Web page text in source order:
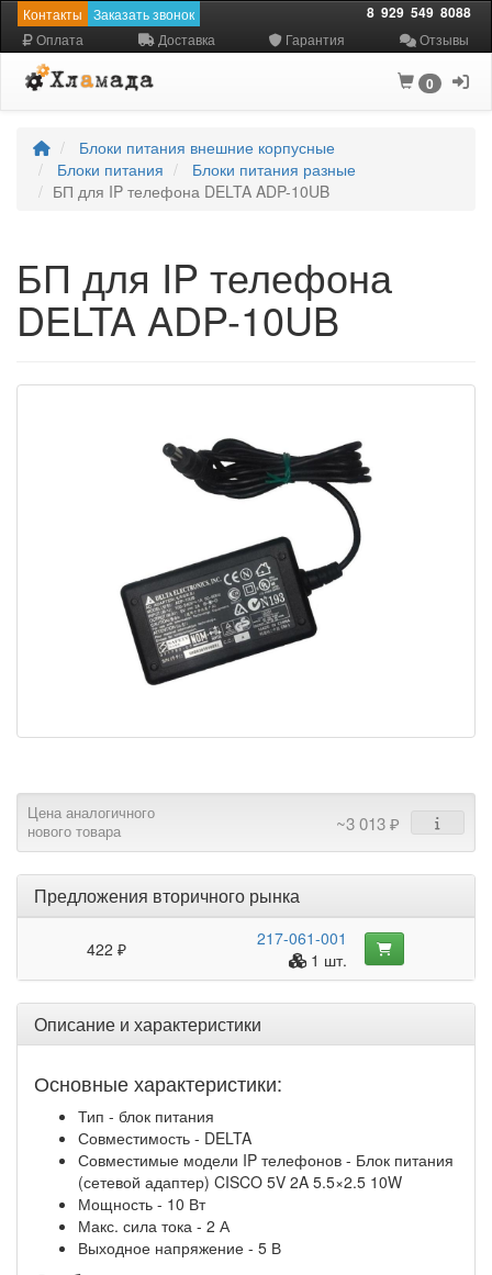
Контакты Заказать звонок 8 929 549 8088
Оплата Доставка Гарантия Отзывы
0
Блоки питания внешние корпусные
Блоки питания
Блоки питания разные
БП для IP телефона DELTA ADP-10UB
БП для IP телефона
DELTA ADP-10UB
Цена аналогичного
нового товара
~3 013 ₽
Предложения вторичного рынка
422 ₽
217-061-001
1 шт.
Описание и характеристики
Основные характеристики:
Тип - блок питания
Совместимость - DELTA
Совместимые модели IP телефонов - Блок питания
(сетевой адаптер) CISCO 5V 2A 5.5×2.5 10W
Мощность - 10 Вт
Макс. сила тока - 2 А
Выходное напряжение - 5 В